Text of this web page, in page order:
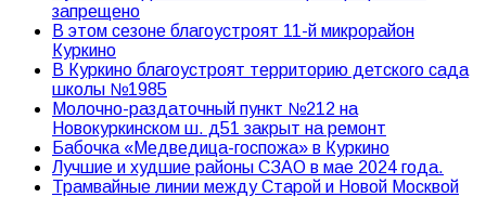
запрещено
В этом сезоне благоустроят 11-й микрорайон
Куркино
В Куркино благоустроят территорию детского сада
школы №1985
Молочно-раздаточный пункт №212 на
Новокуркинском ш. д51 закрыт на ремонт
Бабочка «Медведица-госпожа» в Куркино
Лучшие и худшие районы СЗАО в мае 2024 года.
Трамвайные линии между Старой и Новой Москвой